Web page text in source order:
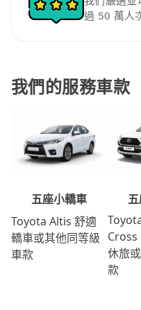
過 50 萬人
我們的服務車款
五座小轎車
Toyota Altis 舒適
轎車或其他同等級
車款
Cross
休旅
款